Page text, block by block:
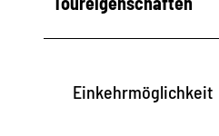
Einkehrmöglichkeit